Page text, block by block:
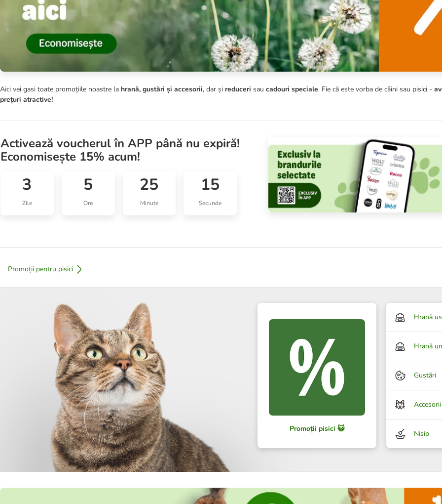
Aici vei gasi toate promoțiile noastre la hrană, gustări și accesorii, dar și reduceri sau cadouri speciale. Fie că este vorba de câini sau pisici -
prețuri atractive!
Activează voucherul în APP până nu expiră!
Economisește 15% acum!
3
Zile
5
Ore
25
Minute
15
Secunde
Promoții pentru pisici
Promoții pisici 😺
Hrană
Hrană
Gustări
Accesorii
Nisip